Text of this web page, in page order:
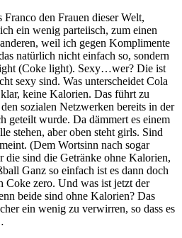
den Frauen dieser Welt,
ein wenig parteiisch, zum einen
weil ich gegen Komplimente
natürlich nicht einfach so, sondern
(Coke light). Sexy…wer? Die ist
sexy sind. Was unterscheidet Cola
keine Kalorien. Das führt zu
sozialen Netzwerken bereits in der
geteilt wurde. Da dämmert es einem
stehen, aber oben steht girls. Sind
(Dem Wortsinn nach sogar
sind die Getränke ohne Kalorien,
Ganz so einfach ist es dann doch
Coke zero. Und was ist jetzt der
beide sind ohne Kalorien? Das
ein wenig zu verwirren, so dass es